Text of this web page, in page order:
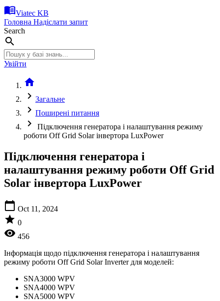
menu_bookViatec KB
Головна Надіслати запит
Search
search
Увійти
home
chevron_right Загальне
chevron_right Поширені питання
chevron_right
Підключення генератора і налаштування режиму
роботи Off Grid Solar інвертора LuxPower
Підключення генератора і
налаштування режиму роботи Off Grid
Solar інвертора LuxPower
calendar_today Oct 11, 2024
star 0
visibility 456
Інформація щодо підключення генератора і налаштування
режиму роботи Off Grid Solar Inverter для моделей:
SNA3000 WPV
SNA4000 WPV
SNA5000 WPV